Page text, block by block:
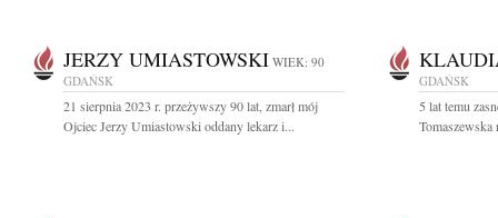
JERZY UMIASTOWSKI WIEK: 90
GDAŃSK
21 sierpnia 2023 r. przeżywszy 90 lat, zmarł mój
Ojciec Jerzy Umiastowski oddany lekarz i...
GDAŃSK
5 lat temu